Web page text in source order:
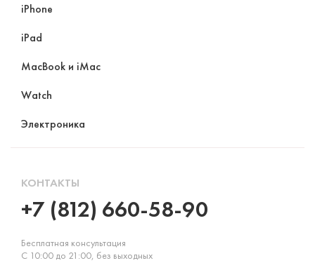
iPhone
iPad
MacBook и iMac
Watch
Электроника
КОНТАКТЫ
+7 (812) 660-58-90
Бесплатная консультация
С 10:00 до 21:00, без выходных